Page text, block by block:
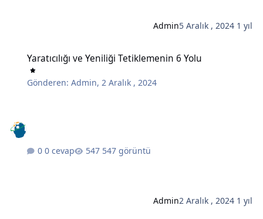
Admin5 Aralık , 2024 1 yıl
Yaratıcılığı ve Yeniliği Tetiklemenin 6 Yolu
Gönderen:Admin,2 Aralık , 2024
0 cevap 547 görüntü
Admin2 Aralık , 2024 1 yıl